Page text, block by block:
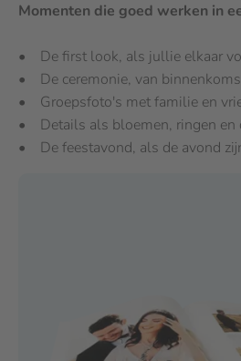
Momenten die goed werken in
• De first look, als jullie elkaar
• De ceremonie, van
• Groepsfoto's met familie en
• Details als bloemen, ringen en
• De feestavond, als de avond